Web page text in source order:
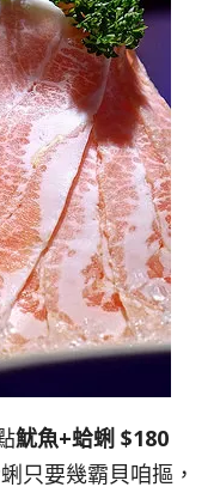
魷魚+蛤蜊 $180
只要幾霸貝咱摳，